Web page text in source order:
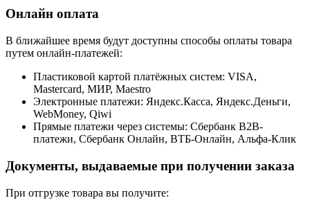
Онлайн оплата
В ближайшее время будут доступны способы оплаты товара
путем онлайн-платежей:
Пластиковой картой платёжных систем: VISA,
Mastercard, МИР, Maestrо
Электронные платежи: Яндекс.Касса, Яндекс.Деньги,
WebMoney, Qiwi
Прямые платежи через системы: Сбербанк B2B-
платежи, Сбербанк Онлайн, ВТБ-Онлайн, Альфа-Клик
Документы, выдаваемые при получении заказа
При отгрузке товара вы получите: